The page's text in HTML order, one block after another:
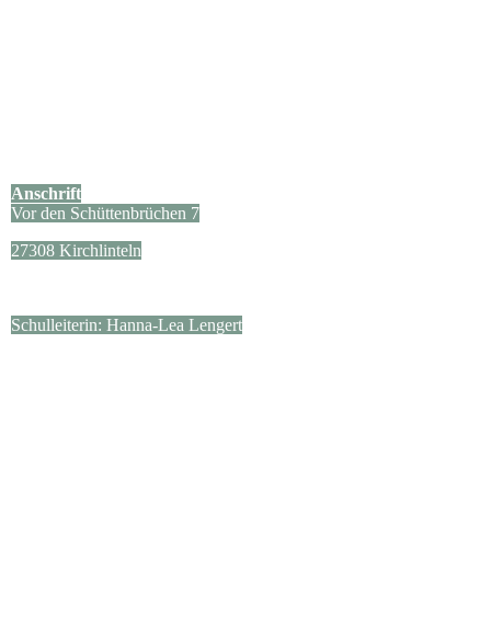
Anschrift
Vor den Schüttenbrüchen 7
27308 Kirchlinteln
Schulleiterin: Hanna-Lea Lengert